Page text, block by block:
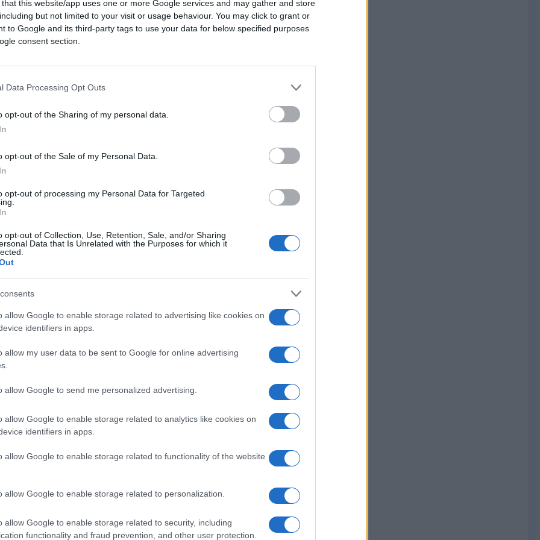
that this website/app uses one or more Google services and may gather and store
but not limited to your visit or usage behaviour. You may click to grant or
to Google and its third-party tags to use your data for below specified purposes
consent section.
Data Processing Opt Outs
opt-out of the Sharing of my personal data.
opt-out of the Sale of my Personal Data.
opt-out of processing my Personal Data for Targeted
opt-out of Collection, Use, Retention, Sale, and/or Sharing
Data that Is Unrelated with the Purposes for which it
allow Google to enable storage related to advertising like cookies on
identifiers in apps.
allow my user data to be sent to Google for online advertising
allow Google to send me personalized advertising.
allow Google to enable storage related to analytics like cookies on
identifiers in apps.
allow Google to enable storage related to functionality of the website
allow Google to enable storage related to personalization.
allow Google to enable storage related to security, including
functionality and fraud prevention, and other user protection.
l’antisemitismo.
diretta e organizzata. Da unnetwork
ma agenzie di sicurezza, governo, e
le“fake news”, ma di
più delle volte veniva diretta dove preferito
caso emblematico dellastoria dellaptop
Mike Benz
cinque anni seguenti la censura èdiventata
interessi sono sparsi in ogni conglomerato
online di rilievo, ogni principale istituto
centinaia di
think tanks
internazionali di regolamentazione e
con le politiche e le operazioni del
il Pentagono, e le agenzie di Intelligence.